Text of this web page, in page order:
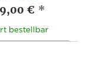
€ *
bestellbar